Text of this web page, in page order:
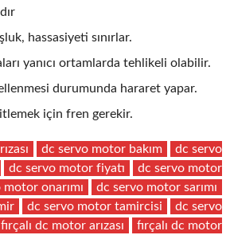
hassasiyeti sınırlar.
yanıcı ortamlarda tehlikeli olabilir.
durumunda hararet yapar.
için fren gerekir.
dc servo motor bakım
dc servo
dc servo motor fiyatı
dc servo motor
onarımı
dc servo motor sarımı
dc servo motor tamircisi
dc servo
fırçalı dc motor arızası
fırçalı dc motor